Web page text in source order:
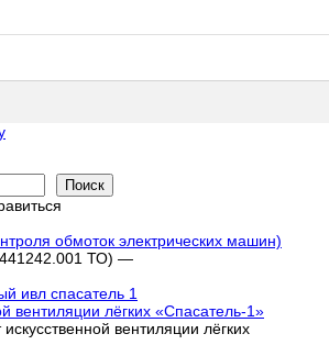
Поиск
обмоток электрических машин)
ТО) —
вентиляции лёгких «Спасатель-1»
вентиляции лёгких